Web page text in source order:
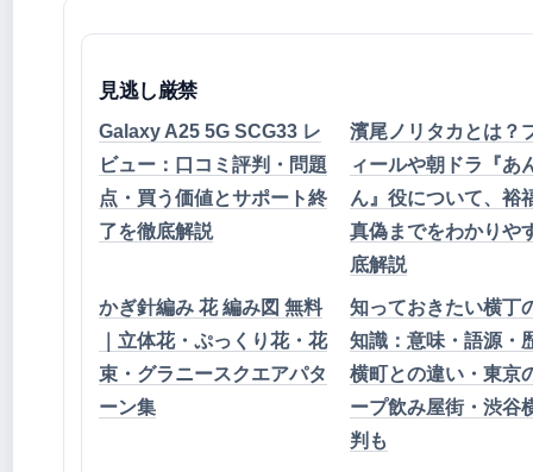
見逃し厳禁
Galaxy A25 5G SCG33 レ
ビュー：口コミ評判・問題
点・買う価値とサポート終
了を徹底解説
濱尾ノリタカとは？
ィールや朝ドラ『あ
ん』役について、裕
真偽までをわかりや
底解説
かぎ針編み 花 編み図 無料
｜立体花・ぷっくり花・花
束・グラニースクエアパタ
ーン集
知っておきたい横丁
知識：意味・語源・
横町との違い・東京
ープ飲み屋街・渋谷
判も